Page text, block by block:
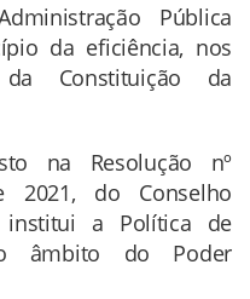
Pública
da eficiência, nos
Constituição da
na Resolução nº
do Conselho
institui a Política de
âmbito do Poder